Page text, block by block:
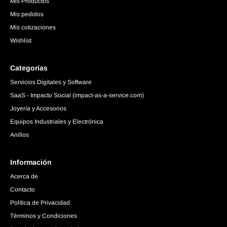
Mis pedidos
Mis cotizaciones
Wishlist
Categorías
Servicios Digitales y Software
SaaS - Impacto Social (impact-as-a-service.com)
Joyería y Accesorios
Equipos Industriales y Electrónica
Anillos
Información
Acerca de
Contacto
Política de Privacidad
Términos y Condiciones